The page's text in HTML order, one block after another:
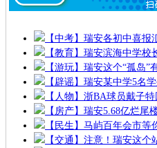
【中考】瑞安各初中喜报
【教育】瑞安滨海中学校
【游玩】瑞安这个“孤岛”
【辟谣】瑞安某中学5名
【人物】浙BA球员戴子
【房产】瑞安5.68亿烂尾
【民生】马屿百年会市等
【交通】注意！瑞安这个